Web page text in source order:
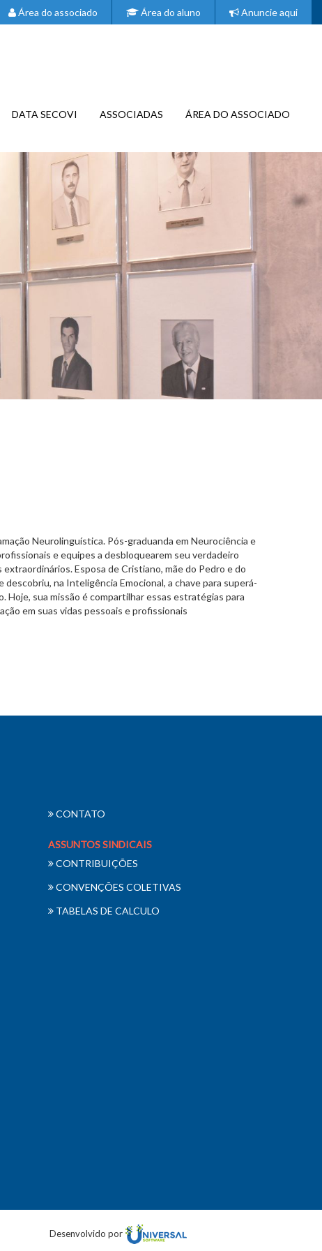
Área do associado Área do aluno Anuncie aqui
DATA SECOVI ASSOCIADAS ÁREA DO ASSOCIADO
Neurolinguística. Pós-graduanda em Neurociência e
e equipes a desbloquearem seu verdadeiro
Esposa de Cristiano, mãe do Pedro e do
na Inteligência Emocional, a chave para superá-
sua missão é compartilhar essas estratégias para
em suas vidas pessoais e profissionais
CONTATO
ASSUNTOS SINDICAIS
CONTRIBUIÇÕES
CONVENÇÕES COLETIVAS
TABELAS DE CALCULO
Desenvolvido por